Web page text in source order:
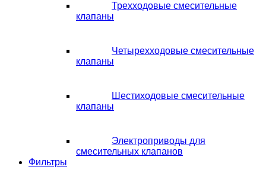
Трехходовые смесительные
клапаны
Четырехходовые смесительные
клапаны
Шестиходовые смесительные
клапаны
Электроприводы для
смесительных клапанов
Фильтры